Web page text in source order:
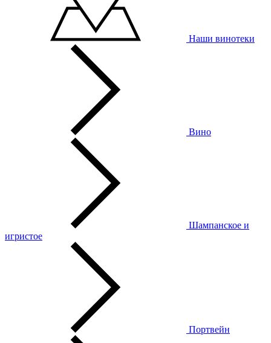
Наши винотеки
Вино
Шампанское и
игристое
Портвейн